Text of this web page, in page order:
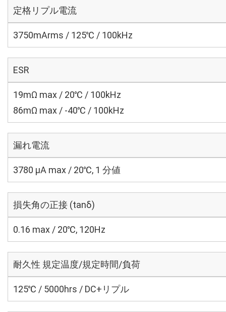
定格リプル電流
3750mArms / 125℃ / 100kHz
ESR
19mΩ max / 20℃ / 100kHz
86mΩ max / -40℃ / 100kHz
漏れ電流
3780 μA max / 20℃, 1 分値
損失角の正接 (tanδ)
0.16 max / 20℃, 120Hz
耐久性 規定温度/規定時間/負荷
125℃ / 5000hrs / DC+リプル